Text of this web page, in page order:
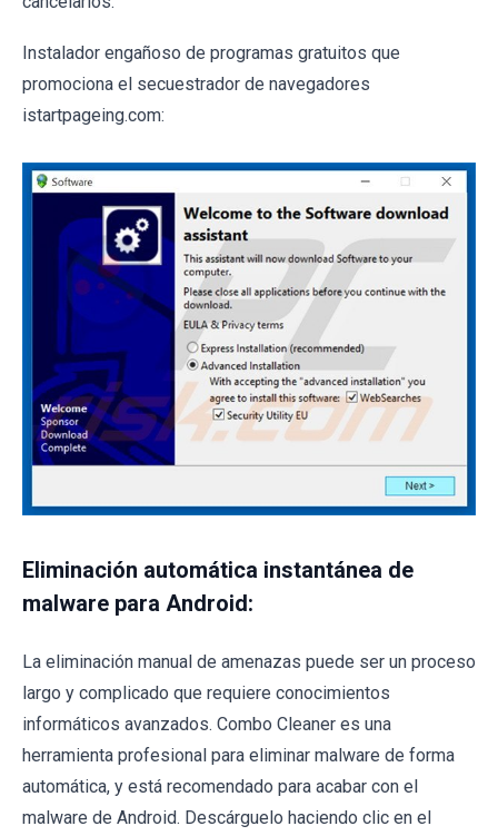
Instalador engañoso de programas gratuitos que
promociona el secuestrador de navegadores
istartpageing.com:
Eliminación automática instantánea de
malware para Android:
La eliminación manual de amenazas puede ser un proceso
largo y complicado que requiere conocimientos
informáticos avanzados. Combo Cleaner es una
herramienta profesional para eliminar malware de forma
automática, y está recomendado para acabar con el
malware de Android. Descárguelo haciendo clic en el